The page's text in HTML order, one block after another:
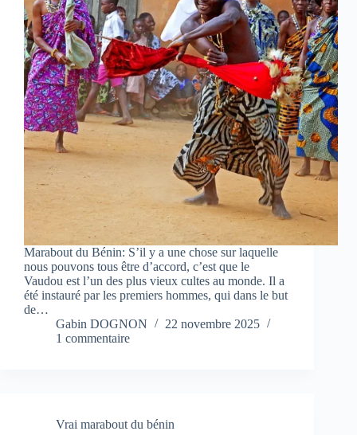
Marabout du Bénin: S’il y a une chose sur laquelle
nous pouvons tous être d’accord, c’est que le
Vaudou est l’un des plus vieux cultes au monde. Il a
été instauré par les premiers hommes, qui dans le but
de…
Gabin DOGNON
22 novembre 2025
1 commentaire
Vrai marabout du bénin